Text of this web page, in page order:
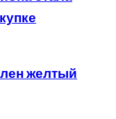
желтый